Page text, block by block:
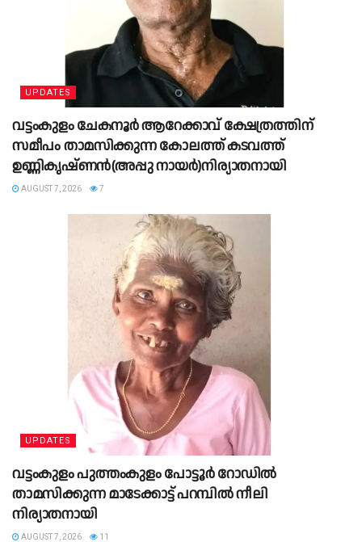
UPDATES
വട്ടംകുളം ചേകനൂർ ആറേക്കാവ് ക്ഷേത്രത്തിന്
സമീപം താമസിക്കുന്ന കോലത്ത് കടവത്ത്
ഉണ്ണികൃഷ്ണൻ(അപ്പു നായർ)നിര്യാതനായി
AUGUST 7, 2026 7
UPDATES
വട്ടംകുളം പുത്തംകുളം പോട്ടൂർ റോഡിൽ
താമസിക്കുന്ന മാടേക്കാട്ട് പറമ്പിൽ നീലി
നിര്യാതനായി
AUGUST 7, 2026 11